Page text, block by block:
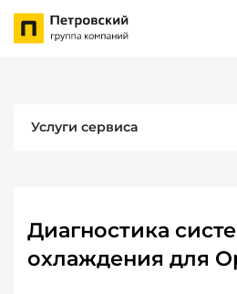
Услуги сервиса
Диагностика
охлаждения для